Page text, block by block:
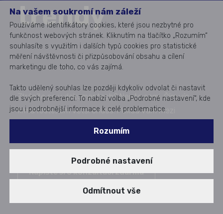
trendy
Ztrácíte se v dokumentech? Nejste sami. Čím víc
firma roste, tím větší chaos. Pokud vám mezi
správné? Pojďme si to ujasnit.
Napište si o konzultaci zdarma
Zveřejněno dne: 30. 08. 2025
Na vašem soukromí nám záleží
Používáme identifikátory cookies, které jsou nezbytné pro
funkčnost webových stránek. Kliknutím na tlačítko „Rozumím“
souhlasíte s využitím i dalších typů cookies pro statistické
měření návštěvnosti či přizpůsobování obsahu a cílení
marketingu dle toho, co vás zajímá.
Takto udělený souhlas lze později kdykoliv odvolat či nastavit
dle svých preferencí. To nabízí volba „Podrobné nastavení“, kde
jsou i podrobnější informace k celé problematice.
Rozumím
Podrobné nastavení
Odmítnout vše